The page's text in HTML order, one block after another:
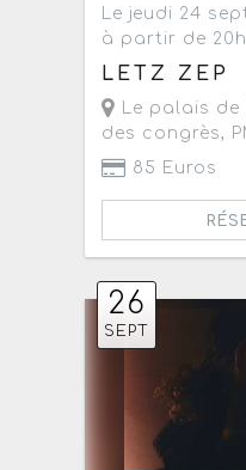
Le jeudi 24
à partir de 20h
LETZ ZEP
Le palais de
des congrès,
85 Euros
26
SEPT